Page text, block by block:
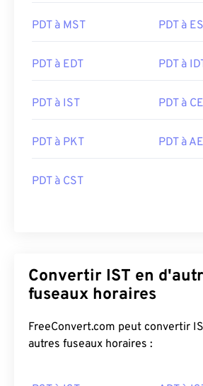
PDT à MST PDT à
PDT à EDT PDT à
PDT à IST PDT à
PDT à PKT PDT à
PDT à CST
Convertir IST en
fuseaux horaires
FreeConvert.com peut convertir
autres fuseaux horaires :